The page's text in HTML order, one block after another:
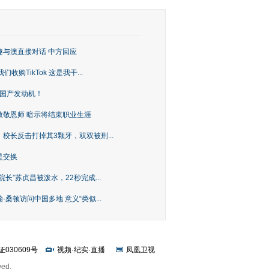
澳直接对话 中方回应
们收购TikTok 这是我干...
产发动机！
恩师 暗示将结束职业生涯
长反击打掉其3颗牙，双双被刑...
交换
长”苏贞昌被泼水，22秒完成...
桑顿访问中国多地 意义“类似...
030609号 视频·纪实·直播
凤凰卫视